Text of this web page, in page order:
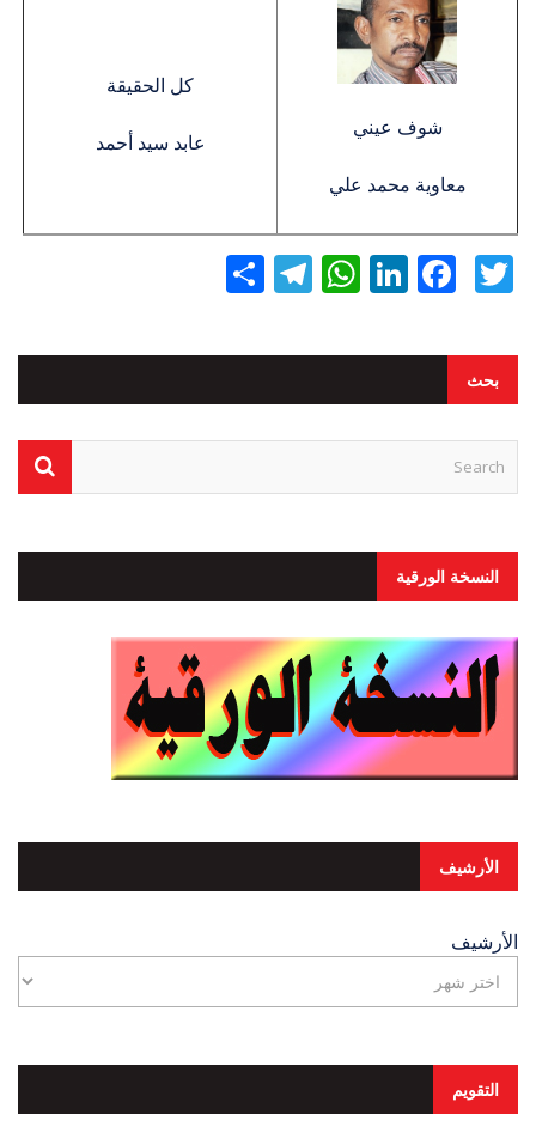
شوف عيني
معاوية محمد علي
كل الحقيقة
عابد سيد أحمد
Twitter
Facebook
LinkedIn
WhatsApp
Telegram
بحث
النسخة الورقية
الأرشيف
الأرشيف
التقويم